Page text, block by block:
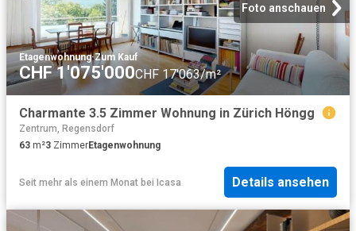
Foto anschauen
Etagenwohnung·Zum Kauf
CHF 1'075'000CHF 17'063/m²
Charmante 3.5 Zimmer Wohnung in Zürich Höngg
Zentrum, Regensdorf
63 m²3 ZimmerEtagenwohnung
Seit mehr als einem Monat bei Icasa Details ansehen